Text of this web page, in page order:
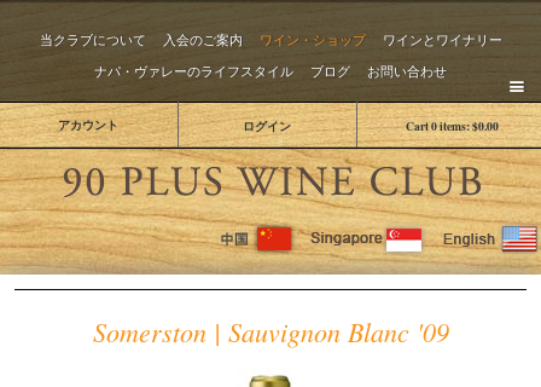
当クラブについて 入会のご案内 ワイン・ショップ
ワインとワイナリー
ナパ・ヴァレーのライフスタイル
ブログ お問い合わせ
Cart0items:$0.00
アカウント ログイン
The
Somerston | Sauvignon Blanc '09